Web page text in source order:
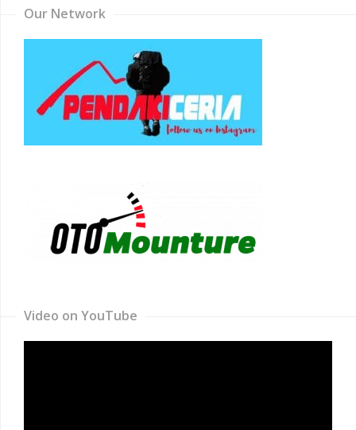
Our Network
Video on YouTube